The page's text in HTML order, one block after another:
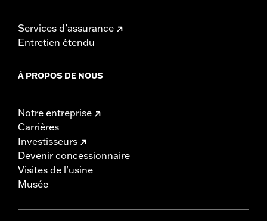
Services d’assurance
Entretien étendu
À PROPOS DE NOUS
Notre entreprise
Carrières
Investisseurs
Devenir concessionnaire
Visites de l’usine
Musée